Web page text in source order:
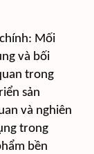
Mối
và bối
trong
sản
và nghiên
trong
bền